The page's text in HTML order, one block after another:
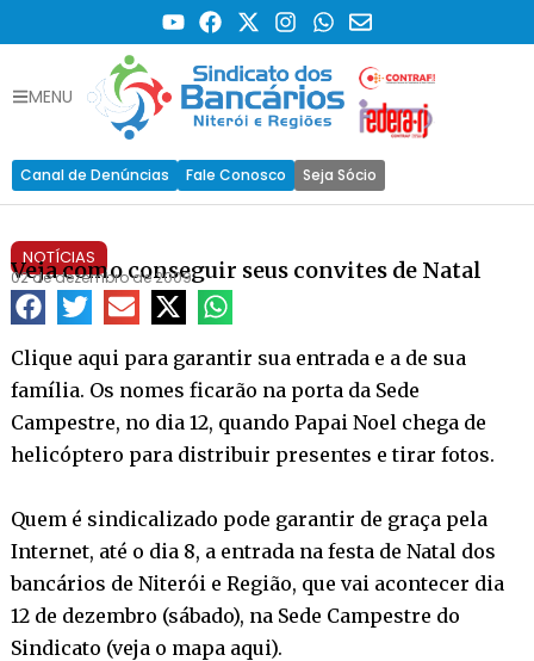
MENU
Canal de Denúncias Fale Conosco Seja Sócio
NOTÍCIAS
Veja como conseguir seus convites de Natal
02 de dezembro de 2009
Clique aqui para garantir sua entrada e a de sua
família. Os nomes ficarão na porta da Sede
Campestre, no dia 12, quando Papai Noel chega de
helicóptero para distribuir presentes e tirar fotos.
Quem é sindicalizado pode garantir de graça pela
Internet, até o dia 8, a entrada na festa de Natal dos
bancários de Niterói e Região, que vai acontecer dia
12 de dezembro (sábado), na Sede Campestre do
Sindicato (veja o mapa aqui).